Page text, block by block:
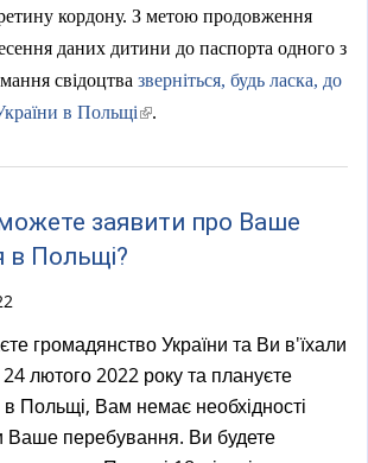
кордону. З метою продовження
даних дитини до паспорта одного з
свідоцтва зверніться, будь ласка, до
в Польщі(
i
k
x
t
e
r
.
заявити про Ваше
в Польщі?
громадянство України та Ви в'їхали
лютого 2022 року та плануєте
Польщі, Вам немає необхідності
Ваше перебування. Ви будете